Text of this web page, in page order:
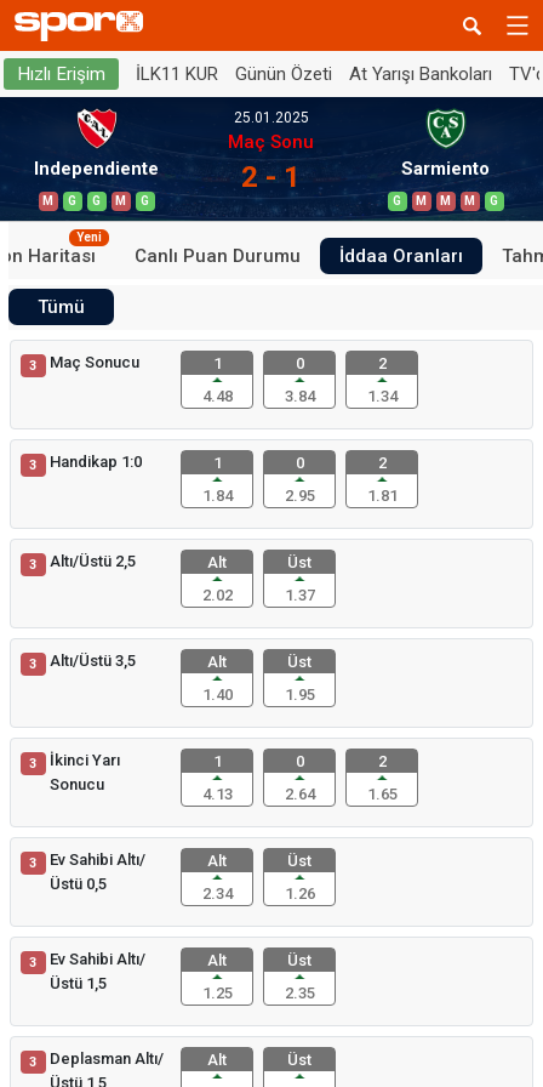
Hızlı Erişim İLK11 KUR Günün Özeti At Yarışı Bankoları
Independiente
M G G M G
25.01.2025
Maç Sonu
2 - 1 Sarmiento
G M M M G
Haritası
Yeni
Canlı Puan Durumu İddaa Oranları
Tümü
3 Maç Sonucu
1
4.48
0
3.84
2
1.34
3 Handikap 1:0
1
1.84
0
2.95
2
1.81
3 Altı/Üstü 2,5
Alt
2.02
Üst
1.37
3 Altı/Üstü 3,5
Alt
1.40
Üst
1.95
3
İkinci Yarı
Sonucu
1
4.13
0
2.64
2
1.65
3
Ev Sahibi Altı/
Üstü 0,5
Alt
2.34
Üst
1.26
3
Ev Sahibi Altı/
Üstü 1,5
Alt
1.25
Üst
2.35
3
Deplasman Altı/
Üstü 1,5
Alt
Üst